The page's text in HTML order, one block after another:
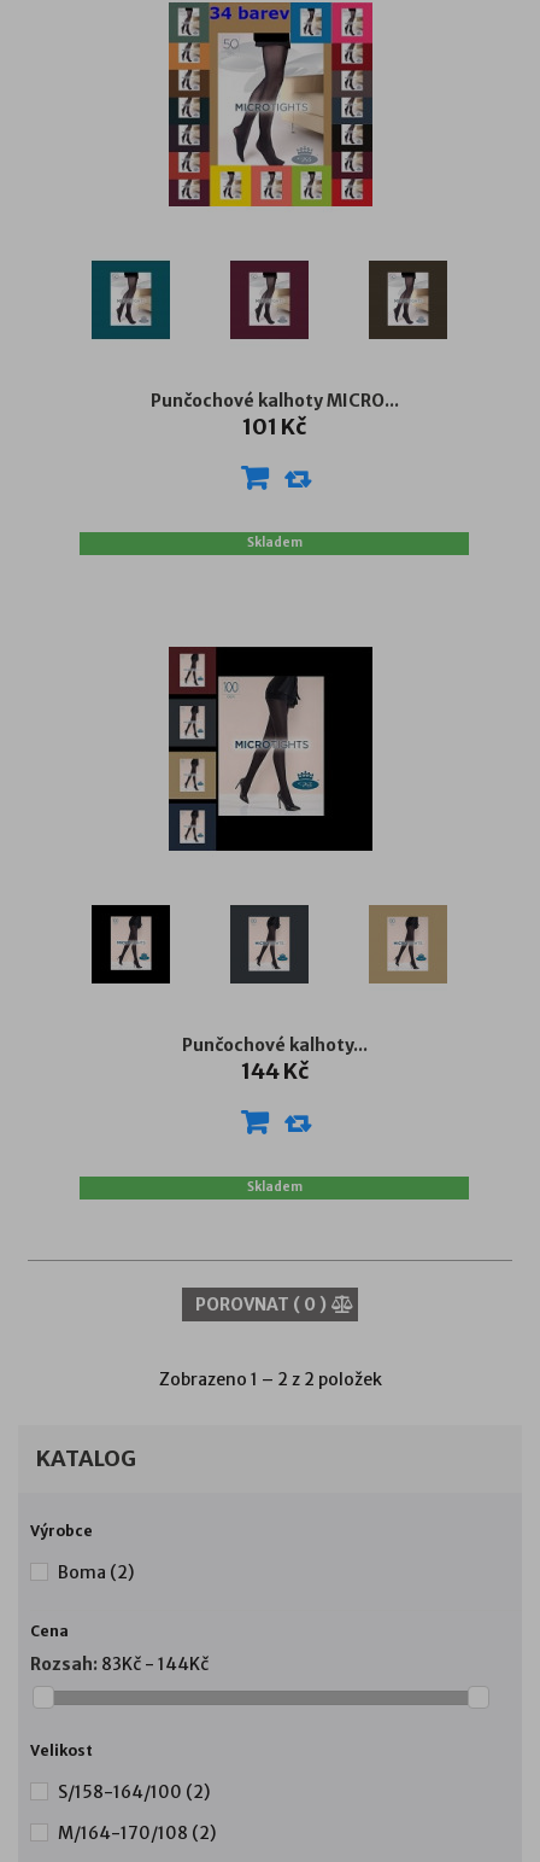
Punčochové kalhoty MICRO...
101 Kč
Skladem
Punčochové kalhoty...
144 Kč
Skladem
POROVNAT ( 0 )
Zobrazeno 1 – 2 z 2 položek
KATALOG
Výrobce
Boma (2)
Cena
Rozsah: 83Kč - 144Kč
Velikost
S/158-164/100 (2)
M/164-170/108 (2)